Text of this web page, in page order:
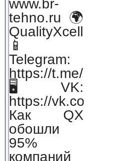
www.br-
tehno.ru 🌍
📱
Telegram:
https://t.me/
🖥 VK:
https://vk.com/
Как QX
обошли
95%
компаний